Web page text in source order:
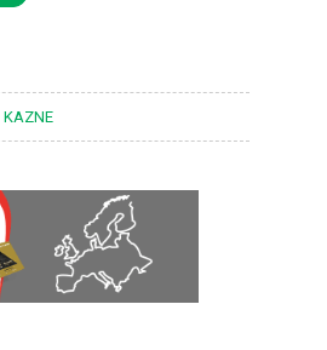
KAZNE